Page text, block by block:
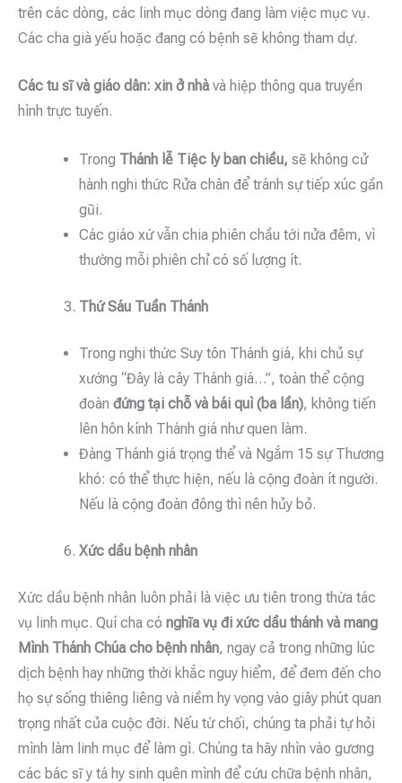
trên các dòng, các linh mục dòng đang làm việc mục vụ.
Các cha già yếu hoặc đang có bệnh sẽ không tham dự.
Các tu sĩ và giáo dân: xin ở nhà và hiệp thông qua truyền
hình trực tuyến.
Trong Thánh lễ Tiệc ly ban chiều, sẽ không cử
hành nghi thức Rửa chân để tránh sự tiếp xúc gần
gũi.
Các giáo xứ vẫn chia phiên chầu tới nửa đêm, vì
thường mỗi phiên chỉ có số lượng ít.
Thứ Sáu Tuần Thánh
Trong nghi thức Suy tôn Thánh giá, khi chủ sự
xướng “Đây là cây Thánh giá…”, toàn thể cộng
đoàn đứng tại chỗ và bái quì (ba lần), không tiến
lên hôn kính Thánh giá như quen làm.
Đàng Thánh giá trọng thể và Ngắm 15 sự Thương
khó: có thể thực hiện, nếu là cộng đoàn ít người.
Nếu là cộng đoàn đông thì nên hủy bỏ.
Xức dầu bệnh nhân
Xức dầu bệnh nhân luôn phải là việc ưu tiên trong thừa tác
vụ linh mục. Quí cha có nghĩa vụ đi xức dầu thánh và mang
Mình Thánh Chúa cho bệnh nhân, ngay cả trong những lúc
dịch bệnh hay những thời khắc nguy hiểm, để đem đến cho
họ sự sống thiêng liêng và niềm hy vọng vào giây phút quan
trọng nhất của cuộc đời. Nếu từ chối, chúng ta phải tự hỏi
mình làm linh mục để làm gì. Chúng ta hãy nhìn vào gương
các bác sĩ y tá hy sinh quên mình để cứu chữa bệnh nhân,